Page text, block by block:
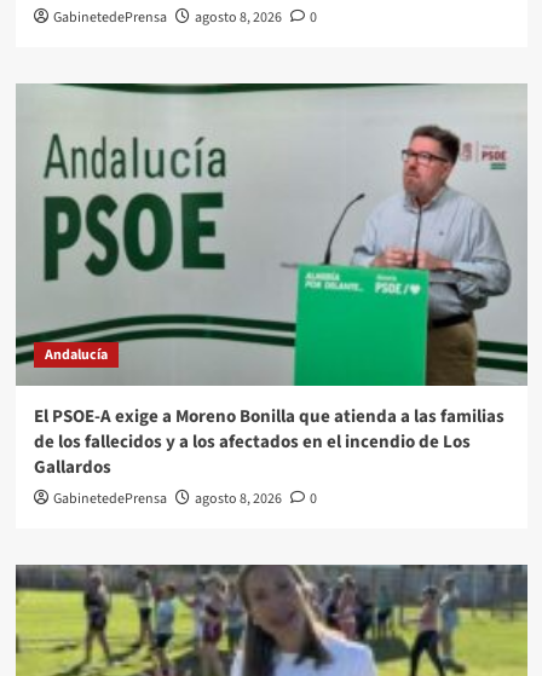
GabinetedePrensa agosto 8, 2026 0
Andalucía
El PSOE-A exige a Moreno Bonilla que atienda a las familias
de los fallecidos y a los afectados en el incendio de Los
Gallardos
GabinetedePrensa agosto 8, 2026 0